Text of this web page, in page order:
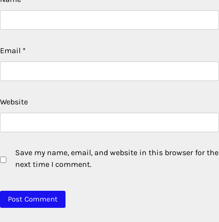
Email *
Website
Save my name, email, and website in this browser for the
next time I comment.